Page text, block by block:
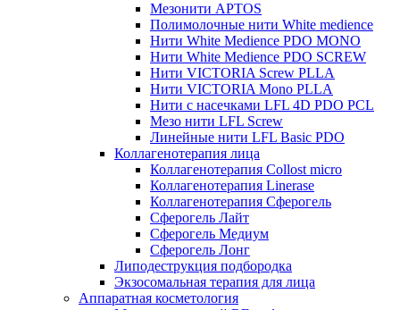
Мезонити APTOS
Полимолочные нити White medience
Нити White Medience PDO MONO
Нити White Medience PDO SCREW
Нити VICTORIA Screw PLLA
Нити VICTORIA Mono PLLA
Нити с насечками LFL 4D PDO PCL
Мезо нити LFL Screw
Линейные нити LFL Basic PDO
Коллагенотерапия лица
Коллагенотерапия Collost micro
Коллагенотерапия Linerase
Коллагенотерапия Сферогель
Сферогель Лайт
Сферогель Медиум
Сферогель Лонг
Липодеструкция подбородка
Экзосомальная терапия для лица
Аппаратная косметология